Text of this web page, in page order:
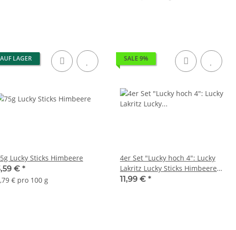
AUF LAGER
Lucky Sticks Himbeere
€ *
€ pro 100 g
SALE 9%
4er Set "Lucky hoch 4": Lucky
Lakritz Lucky Sticks Himbeere
Lucky Sticks Erdbeere Lucky
11,99 € *